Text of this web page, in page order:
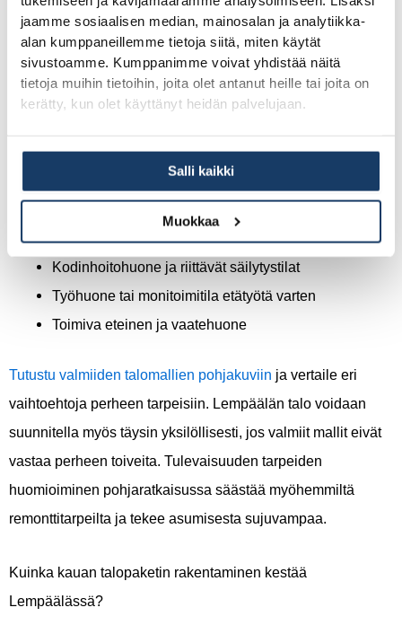
jaamme sosiaalisen median, mainosalan ja analytiikka-
alan kumppaneillemme tietoja siitä, miten käytät
sivustoamme. Kumppanimme voivat yhdistää näitä
tietoja muihin tietoihin, joita olet antanut heille tai joita on
kerätty, kun olet käyttänyt heidän palvelujaan.
Salli kaikki
Muokkaa
perheenjäsenille. Pohjaratkaisu kannattaa valita siten, että
se tukee perheen arkea ja yhteistä aikaa.
Käytännölliset pohjaratkaisut kasvavalle perheelle
Avara olohuone-keittiötila perheen kokoontumiseen
lapsille
Kodinhoitohuone ja riittävät säilytystilat
Työhuone tai monitoimitila etätyötä varten
Toimiva eteinen ja vaatehuone
Tutustu valmiiden talomallien pohjakuviin ja vertaile eri
vaihtoehtoja perheen tarpeisiin. Lempäälän talo voidaan
suunnitella myös täysin yksilöllisesti, jos valmiit mallit eivät
vastaa perheen toiveita. Tulevaisuuden tarpeiden
huomioiminen pohjaratkaisussa säästää myöhemmiltä
remonttitarpeilta ja tekee asumisesta sujuvampaa.
Kuinka kauan talopaketin rakentaminen kestää
Lempäälässä?